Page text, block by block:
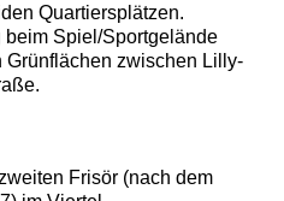
Quartiersplätzen.
beim Spiel/Sportgelände
zwischen Lilly-
Frisör (nach dem